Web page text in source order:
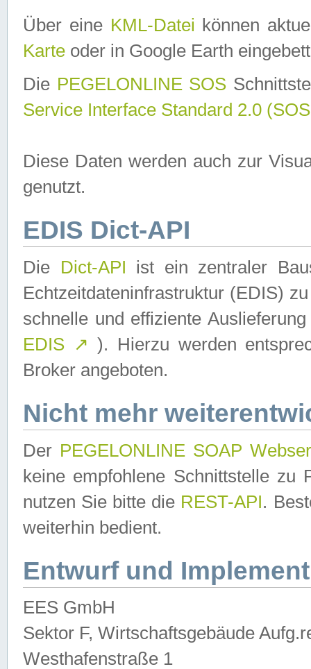
Über eine KML-Datei können
Karte oder in Google Earth
Die PEGELONLINE SOS
Service Interface Standard 2.0
Diese Daten werden auch zur
genutzt.
EDIS Dict-API
Die Dict-API ist ein zentraler
Echtzeitdateninfrastruktur (EDIS)
schnelle und effiziente
EDIS ↗ ). Hierzu werden
Broker angeboten.
Nicht mehr
Der PEGELONLINE SOAP
keine empfohlene Schnittstelle zu
nutzen Sie bitte die REST-API.
weiterhin bedient.
Entwurf und
EES GmbH
Sektor F, Wirtschaftsgebäude
Westhafenstraße 1